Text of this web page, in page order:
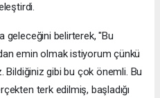
geleceğini belirterek, "Bu
emin olmak istiyorum çünkü
gibi bu çok önemli. Bu
terk edilmiş, başladığı